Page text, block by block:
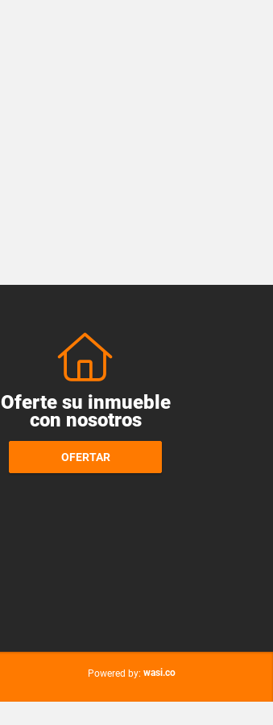
Oferte su inmueble
con nosotros
OFERTAR
Powered by: wasi.co